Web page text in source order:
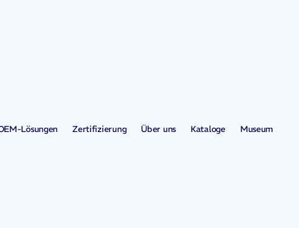
Lösungen Zertifizierung Über uns Kataloge Museum